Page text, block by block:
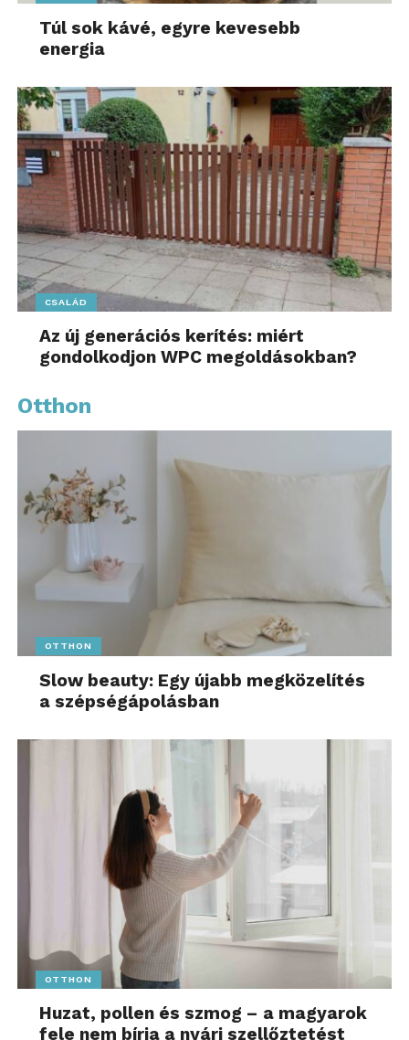
Túl sok kávé, egyre kevesebb
energia
CSALÁD
Az új generációs kerítés: miért
gondolkodjon WPC megoldásokban?
Otthon
OTTHON
Slow beauty: Egy újabb megközelítés
a szépségápolásban
OTTHON
Huzat, pollen és szmog – a magyarok
fele nem bírja a nyári szellőztetést